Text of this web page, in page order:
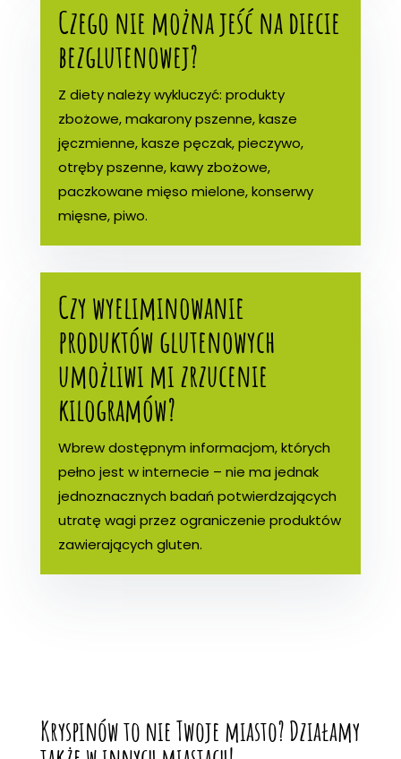
Czego nie można jeść na diecie
bezglutenowej?
Z diety należy wykluczyć: produkty
zbożowe, makarony pszenne, kasze
jęczmienne, kasze pęczak, pieczywo,
otręby pszenne, kawy zbożowe,
paczkowane mięso mielone, konserwy
mięsne, piwo.
Czy wyeliminowanie
produktów glutenowych
umożliwi mi zrzucenie
kilogramów?
Wbrew dostępnym informacjom, których
pełno jest w internecie – nie ma jednak
jednoznacznych badań potwierdzających
utratę wagi przez ograniczenie produktów
zawierających gluten.
Kryspinów to nie Twoje miasto? Działamy